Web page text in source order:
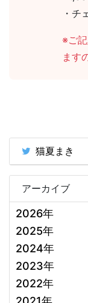
・チ
※ご
ます
猫夏まき
アーカイブ
2026年
2025年
2024年
2023年
2022年